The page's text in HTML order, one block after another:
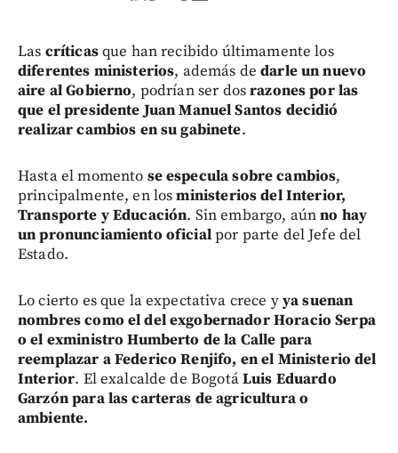
Las críticasque han recibido últimamente los
diferentes ministerios, además dedarle un nuevo
aire al Gobierno, podrían ser dosrazones por las
que el presidente Juan Manuel Santos decidió
realizar cambios en su gabinete.
Hasta el momento se especula sobre cambios,
principalmente, en losministerios del Interior,
Transporte y Educación. Sin embargo, aúnno hay
un pronunciamiento oficialpor parte del Jefe del
Estado.
Lo cierto es que la expectativa crece yya suenan
nombres como el del exgobernador Horacio Serpa
o el exministro Humberto de la Calle para
reemplazar a Federico Renjifo, en el Ministerio del
Interior. El exalcalde de BogotáLuis Eduardo
Garzón para las carteras de agricultura o
ambiente.